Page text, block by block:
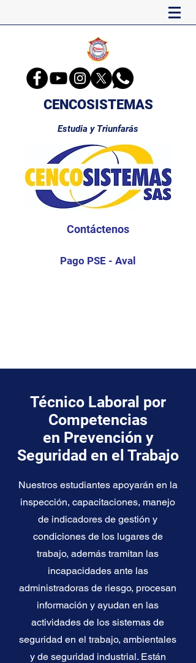
CENCOSISTEMAS
Estudia y Triunfarás
Contáctenos
Pago PSE - Aval
Técnico Laboral por
Competencias
en Prevención y
Seguridad en el Trabajo
Nuestros estudiantes apoyarán en la
inspección, capacitaciones, manejo
de indicadores de gestión y
condiciones de los lugares de
trabajo, además tramitan las
incapacidades ante las
administradoras de riesgo, procesan
información y ayudan en las
actividades de los sistemas de
seguridad en el trabajo, ambientales
y de seguridad industrial. Están